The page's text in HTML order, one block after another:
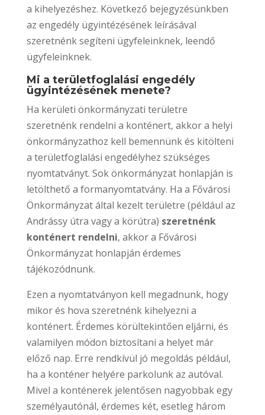
a kihelyezéshez. Következő bejegyzésünkben
az engedély ügyintézésének leírásával
szeretnénk segíteni ügyfeleinknek, leendő
ügyfeleinknek.
Mi a területfoglalási engedély
ügyintézésének menete?
Ha kerületi önkormányzati területre
szeretnénk rendelni a konténert, akkor a helyi
önkormányzathoz kell bemennünk és kitölteni
a területfoglalási engedélyhez szükséges
nyomtatványt. Sok önkormányzat honlapján is
letölthető a formanyomtatvány. Ha a Fővárosi
Önkormányzat által kezelt területre (például az
Andrássy útra vagy a körútra) szeretnénk
konténert rendelni, akkor a Fővárosi
Önkormányzat honlapján érdemes
tájékozódnunk.
Ezen a nyomtatványon kell megadnunk, hogy
mikor és hova szeretnénk kihelyezni a
konténert. Érdemes körültekintően eljárni, és
valamilyen módon biztosítani a helyet már
előző nap. Erre rendkívül jó megoldás például,
ha a konténer helyére parkolunk az autóval.
Mivel a konténerek jelentősen nagyobbak egy
személyautónál, érdemes két, esetleg három